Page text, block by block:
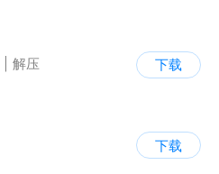
解压
下载
下载